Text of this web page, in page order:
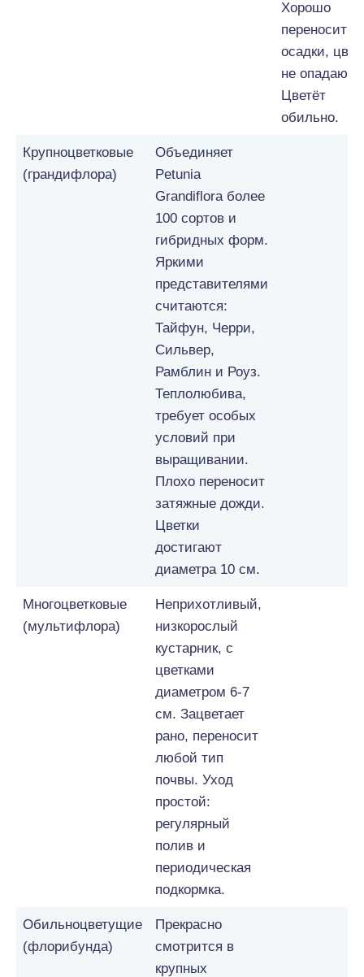
Хорошо
переносит
осадки,
не опадают.
Цветёт
обильно.
Крупноцветковые
(грандифлора)
Объединяет
Petunia
Grandiflora более
100 сортов и
гибридных форм.
Яркими
представителями
считаются:
Тайфун, Черри,
Сильвер,
Рамблин и Роуз.
Теплолюбива,
требует особых
условий при
выращивании.
Плохо переносит
затяжные дожди.
Цветки
достигают
диаметра 10 см.
Многоцветковые
(мультифлора)
Неприхотливый,
низкорослый
кустарник, с
цветками
диаметром 6-7
см. Зацветает
рано, переносит
любой тип
почвы. Уход
простой:
регулярный
полив и
периодическая
подкормка.
Обильноцветущие
(флорибунда)
Прекрасно
смотрится в
крупных